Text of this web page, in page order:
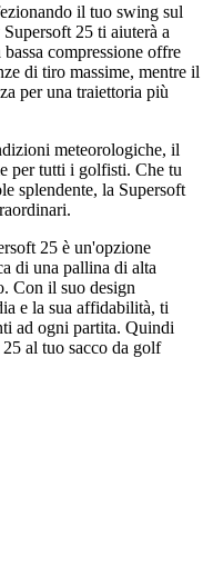
il tuo swing sul
25 ti aiuterà a
compressione offre
di tiro massime, mentre il
per una traiettoria più
meteorologiche, il
per tutti i golfisti. Che tu
splendente, la Supersoft
25 è un'opzione
di una pallina di alta
Con il suo design
e la sua affidabilità, ti
ad ogni partita. Quindi
al tuo sacco da golf